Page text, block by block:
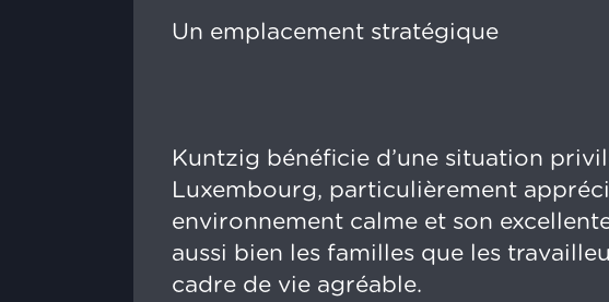
Un emplacement stratégique
Kuntzig bénéficie d’une situation
Luxembourg, particulièrement
environnement calme et son
aussi bien les familles que les
cadre de vie agréable.